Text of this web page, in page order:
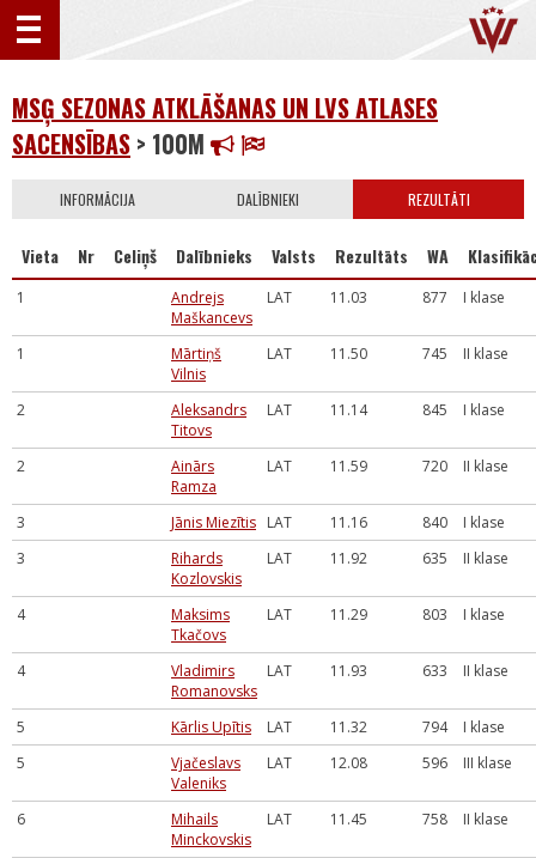
MSĢ SEZONAS ATKLĀŠANAS UN LVS ATLASES
SACENSĪBAS > 100M
INFORMĀCIJA DALĪBNIEKI REZULTĀTI
Vieta Nr Celiņš Dalībnieks Valsts Rezultāts WA
1
Andrejs
Maškancevs
LAT 11.03 877 I klase
1
Mārtiņš
Vilnis
LAT 11.50 745 II klase
2
Aleksandrs
Titovs
LAT 11.14 845 I klase
2
Ainārs
Ramza
LAT 11.59 720 II klase
3 Jānis Miezītis LAT 11.16 840
I klase
3
Rihards
Kozlovskis
LAT 11.92 635 II klase
4
Maksims
Tkačovs
LAT 11.29 803 I klase
4
Vladimirs
Romanovsks
LAT 11.93 633 II klase
5 Kārlis Upītis LAT 11.32 794
I klase
5
Vjačeslavs
Valeniks
LAT 12.08 596 III klase
6
Mihails
Minckovskis
LAT 11.45 758 II klase